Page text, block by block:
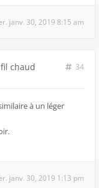
janv. 30, 2019 8:15 am
chaud
34
à un léger
janv. 30, 2019 1:13 pm